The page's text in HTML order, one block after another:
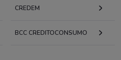
CREDEM
BCC CREDITOCONSUMO